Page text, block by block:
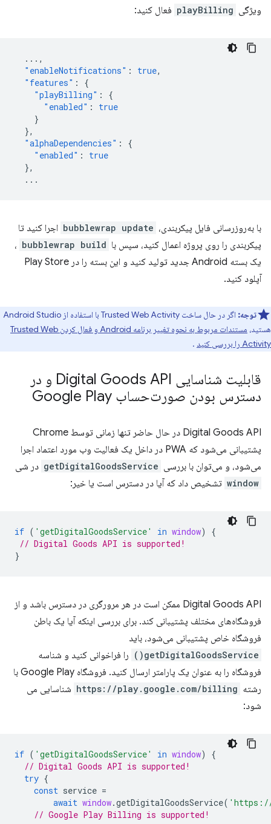
ویژگی playBilling فعال کنید:
... ,
"enableNotifications" : true,
"features" :
{
"playBilling" :
{
"enabled" :
true
}
},
"alphaDependencies" :
{
"enabled" :
true
},
...
با به‌روزرسانی فایل پیکربندی، bubblewrap update اجرا کنید تا
پیکربندی را روی پروژه اعمال کنید، سپس با bubblewrap build ،
یک بسته Android جدید تولید کنید و این بسته را در Play Store
آپلود کنید.
توجه:
اگر در حال ساخت Trusted Web Activity با استفاده از Android Studio
هستید،
مستندات مربوط به نحوه تغییر برنامه Android و فعال کردن Trusted Web
Activity را بررسی کنید
.
قابلیت شناسایی Digital Goods API و در
دسترس بودن صورت‌حساب Google Play
Digital Goods API در حال حاضر تنها زمانی توسط Chrome
پشتیبانی می‌شود که PWA در داخل یک فعالیت وب مورد اعتماد اجرا
می‌شود، و می‌توان با بررسی getDigitalGoodsService در شی
window تشخیص داد که آیا در دسترس است یا خیر:
if ( 'getDigitalGoodsService' in window)
{
// Digital Goods API is supported!
}
Digital Goods API ممکن است در هر مرورگری در دسترس باشد و از
فروشگاه‌های مختلف پشتیبانی کند. برای بررسی اینکه آیا یک باطن
فروشگاه خاص پشتیبانی می‌شود، باید
getDigitalGoodsService()
را فراخوانی کنید و شناسه
فروشگاه را به عنوان یک پارامتر ارسال کنید. فروشگاه Google Play با
رشته https://play.google.com/billing شناسایی می
شود:
if ( 'getDigitalGoodsService' in window)
{
// Digital Goods API is supported!
try {
const service =
await window.getDigitalGoodsService(
// Google Play Billing is supported!